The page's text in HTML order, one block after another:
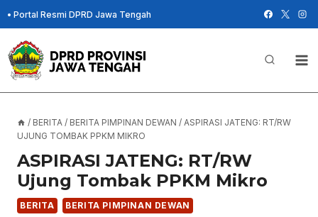
Skip
to
content
• Portal Resmi DPRD Jawa Tengah
/ BERITA / BERITA PIMPINAN DEWAN / ASPIRASI JATENG: RT/RW
UJUNG TOMBAK PPKM MIKRO
ASPIRASI JATENG: RT/RW
Ujung Tombak PPKM Mikro
BERITA BERITA PIMPINAN DEWAN